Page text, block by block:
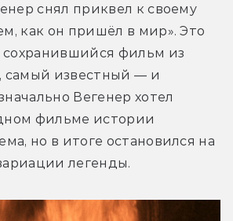
снял приквел к своему
как он пришёл в мир». Это
фильм из
самый известный — и
Вегенер хотел
фильме истории
но в итоге остановился на
легенды.